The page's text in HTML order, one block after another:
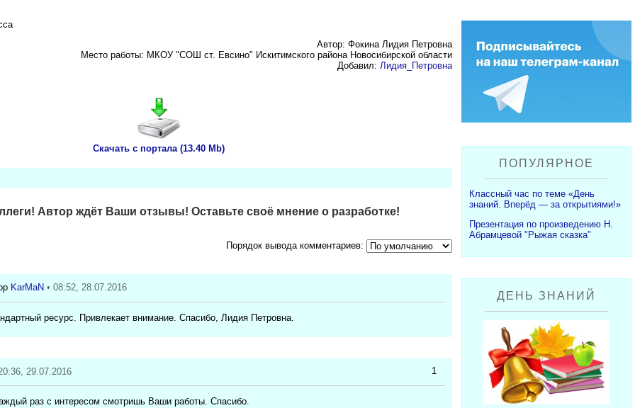
Автор: Фокина Лидия Петровна
Место работы: МКОУ "СОШ ст. Евсино" Искитимского района Новосибирской области
Добавил: Лидия_Петровна
Скачать с портала (13.40 Mb)
Автор ждёт Ваши отзывы! Оставьте своё мнение о разработке!
Порядок вывода комментариев:
KarMaN • 08:52, 28.07.2016
ресурс. Привлекает внимание. Спасибо, Лидия Петровна.
1
29.07.2016
раз с интересом смотришь Ваши работы. Спасибо.
ПОПУЛЯРНОЕ
Классный час по теме «День
знаний. Вперёд — за открытиями!»
Презентация по произведению Н.
Абрамцевой "Рыжая сказка"
ДЕНЬ ЗНАНИЙ